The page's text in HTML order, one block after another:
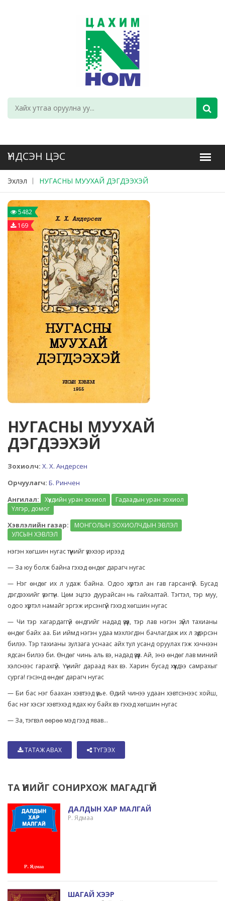
Эхлэл НУГАСНЫ МУУХАЙ ДЭГДЭЭХЭЙ
5482
169
НУГАСНЫ МУУХАЙ
ДЭГДЭЭХЭЙ
Зохиолч: Х. Х. Андерсен
Орчуулагч: Б. Ринчен
Ангилал:
Хүүхдийн уран зохиол
Гадаадын уран зохиол
Үлгэр, домог
Хэвлэлийн газар:
МОНГОЛЫН ЗОХИОЛЧДЫН ЭВЛЭЛ
УЛСЫН ХЭВЛЭЛ
нэгэн хөгшин нугас түүнийг үзэхээр ирээд
— За юу болж байна гэхэд өндөг дарагч нугас
— Нэг өндөг их л удаж байна. Одоо хүртэл ан гав гарсангүй. Бусад
дэгдээхийг үзэгтүн. Цөм эцгээ дуурайсан нь гайхалтай. Тэгтэл, тэр муу,
одоо хүртэл намайг эргэж ирсэнгүй гэхэд хөгшин нугас
— Чи тэр хагардаггүй өндгийг надад үзүүл, тэр лав нэгэн зүйл тахианы
өндөг байх аа. Би иймд нэгэн удаа мэхлэгдэн бачлагдаж их л зүдэрсэн
билээ. Тэр тахианы зулзага уснаас айх тул усанд оруулах гэж хэчнээн
ядсан билээ би. Өндөг чинь аль вэ, надад үзүүл. Ай, энэ өндөг лав миний
хэлснээс гарахгүй. Үүнийг дараад яах вэ. Харин бусад хүүхдээ самрахыг
сурга! гэсэнд өндөг дарагч нугас
— Би бас нэг баахан хэвтээд үзье. Өдий чинээ удаан хэвтсэнээс хойш,
бас нэг хэсэг хэвтэхэд ядах юу байх вэ гэхэд хөгшин нугас
— За, тэгвэл өөрөө мэд гээд явав...
ТАТАЖ АВАХ ТҮГЭЭХ
ТА ҮҮНИЙГ СОНИРХОЖ МАГАДГҮЙ
ДАЛДЫН ХАР МАЛГАЙ
Р. Ядмаа
ШАГАЙ ХЭЭР